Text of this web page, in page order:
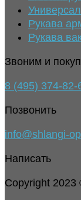
Рукава
Рукава
Звоним и
8 (495) 374-82-
Позвонить
info@shlangi-
Написать
Copyright 2023